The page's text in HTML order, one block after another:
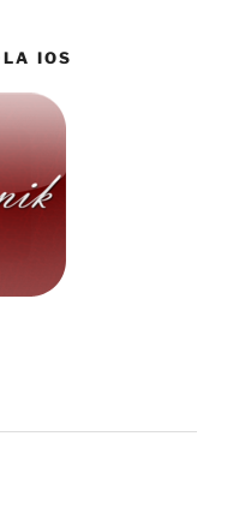
IOS